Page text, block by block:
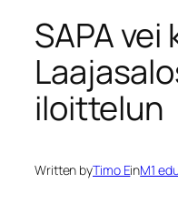
SAPA
iloittelun
Written byTimo EinM1